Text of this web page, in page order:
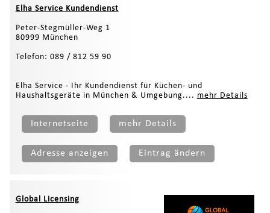
Elha Service Kundendienst
Peter-Stegmüller-Weg 1
80999 München
Telefon: 089 / 812 59 90
Elha Service - Ihr Kundendienst für Küchen- und
Haushaltsgeräte in München & Umgebung.... mehr Details
Internetseite mehr Details
Adresse anzeigen Eintrag ändern
Global Licensing